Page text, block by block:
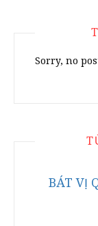
Sorry, no
BÁT VỊ